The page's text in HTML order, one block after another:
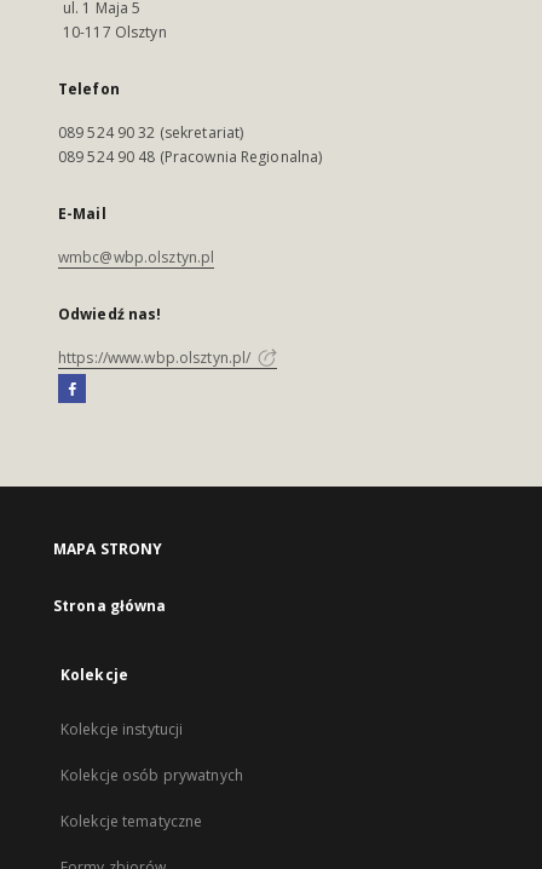
ul. 1 Maja 5
10-117 Olsztyn
Telefon
089 524 90 32 (sekretariat)
089 524 90 48 (Pracownia Regionalna)
E-Mail
wmbc@wbp.olsztyn.pl
Odwiedź nas!
https://www.wbp.olsztyn.pl/
MAPA STRONY
Strona główna
Kolekcje
Kolekcje instytucji
Kolekcje osób prywatnych
Kolekcje tematyczne